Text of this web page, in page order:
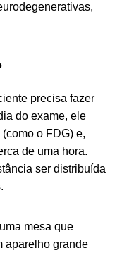
precisa fazer
do exame, ele
o FDG) e,
de uma hora.
ser distribuída
mesa que
aparelho grande